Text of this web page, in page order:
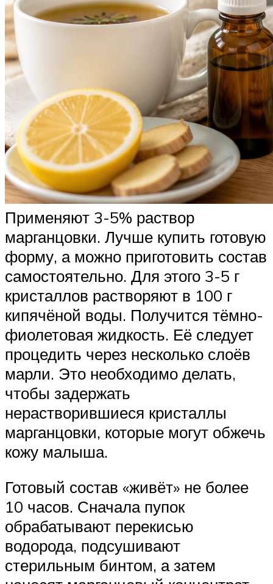
Применяют 3-5% раствор
марганцовки. Лучше купить готовую
форму, а можно приготовить состав
самостоятельно. Для этого 3-5 г
кристаллов растворяют в 100 г
кипячёной воды. Получится тёмно-
фиолетовая жидкость. Её следует
процедить через несколько слоёв
марли. Это необходимо делать,
чтобы задержать
нерастворившиеся кристаллы
марганцовки, которые могут обжечь
кожу малыша.
Готовый состав «живёт» не более
10 часов. Сначала пупок
обрабатывают перекисью
водорода, подсушивают
стерильным бинтом, а затем